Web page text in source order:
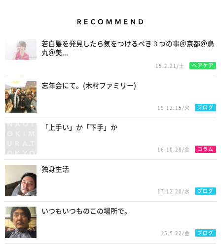
若白髪を発見したら気をつけるべき３つの事＠京都＠烏
丸＠美...
15.2.21/土 ヘアケア
忘年会にて。(木村ファミリー)
15.12.15/火 ブログ
「上手い」か「下手」か
16.10.28/金 コラム
独身生活
17.12.20/水 ブログ
いつもいつものこの場所で。
15.5.22/金 ブログ